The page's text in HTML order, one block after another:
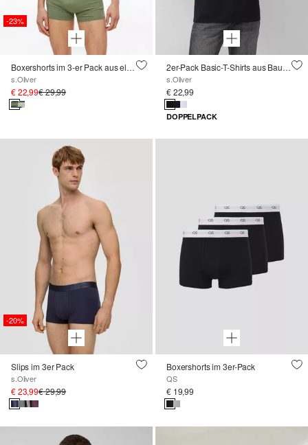
-23%
Boxershorts im 3-er Pack aus elastischer Baumwolle
s.Oliver
€ 22,99€ 29,99
2er-Pack Basic-T-Shirts aus Baumwolle
s.Oliver
€ 22,99
DOPPELPACK
-20%
Slips im 3er Pack
s.Oliver
€ 23,99€ 29,99
Boxershorts im 3er-Pack
QS
€ 19,99